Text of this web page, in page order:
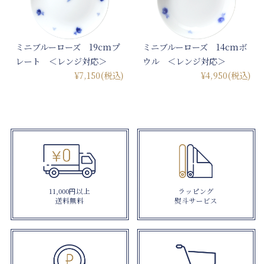
ミニブルーローズ 19cmプ
レート ＜レンジ対応＞
¥7,150(税込)
ミニブルーローズ 14cmボ
ウル ＜レンジ対応＞
¥4,950(税込)
11,000円以上
送料無料
ラッピング
熨斗サービス